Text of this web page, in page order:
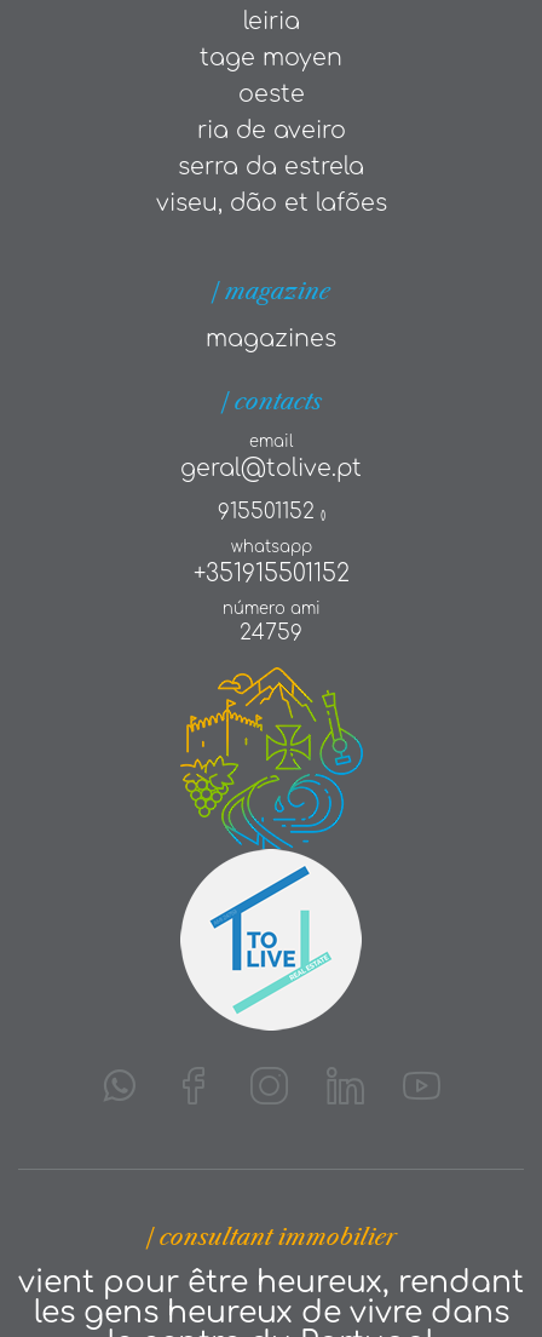
leiria
tage moyen
oeste
ria de aveiro
serra da estrela
viseu, dão et lafões
| magazine
magazines
| contacts
email
geral@tolive.pt
915501152 ()
whatsapp
+351915501152
número ami
24759
| consultant immobilier
vient pour être heureux, rendant
les gens heureux de vivre dans